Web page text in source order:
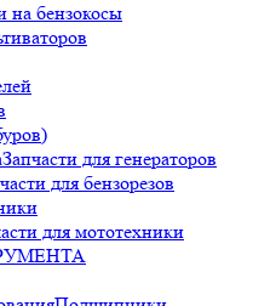
на бензокосы
Запчасти для генераторов
для бензорезов
для мототехники